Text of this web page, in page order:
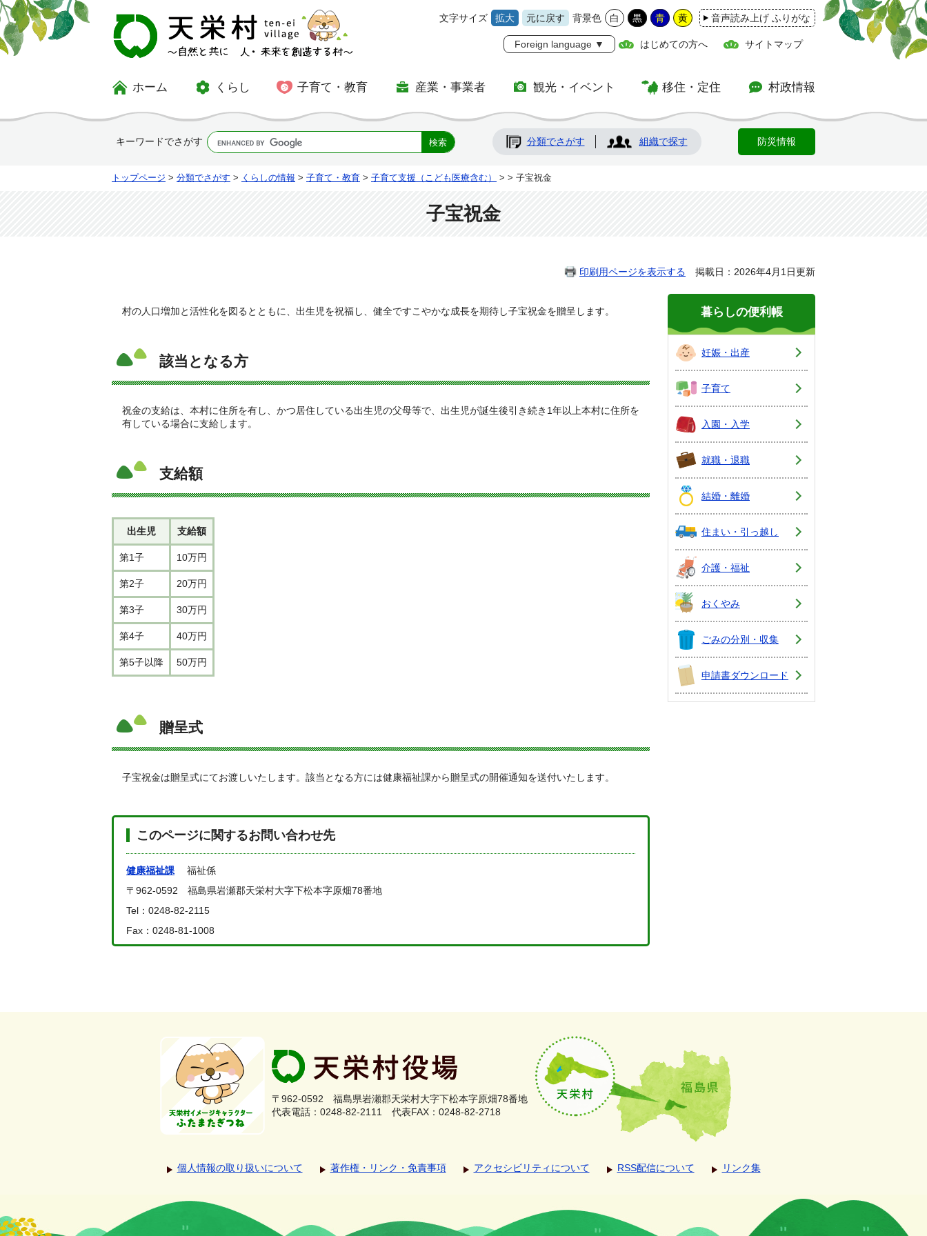
文字サイズ 拡大 元に戻す 背景色 白 黒 青 黄 音声読み上げ ふりがな
Foreign language ▼ はじめての方へ サイトマップ
ホーム くらし 子育て・教育 産業・事業者 観光・イベント 移住・定住 村政情報
キーワードでさがす 分類でさがす 組織で探す 防災情報
トップページ > 分類でさがす > くらしの情報 > 子育て・教育 > 子育て支援（こども医療含む） > > 子宝祝金
子宝祝金
印刷用ページを表示する 掲載日：2026年4月1日更新
村の人口増加と活性化を図るとともに、出生児を祝福し、健全ですこやかな成長を期待し子宝祝金を贈呈します。
該当となる方
祝金の支給は、本村に住所を有し、かつ居住している出生児の父母等で、出生児が誕生後引き続き1年以上本村に住所を
有している場合に支給します。
支給額
出生児 支給額
第1子 10万円
第2子 20万円
第3子 30万円
第4子 40万円
第5子以降 50万円
贈呈式
子宝祝金は贈呈式にてお渡しいたします。該当となる方には健康福祉課から贈呈式の開催通知を送付いたします。
このページに関するお問い合わせ先
健康福祉課 福祉係
〒962-0592 福島県岩瀬郡天栄村大字下松本字原畑78番地
Tel：0248-82-2115
Fax：0248-81-1008
暮らしの便利帳
妊娠・出産
子育て
入園・入学
就職・退職
結婚・離婚
住まい・引っ越し
介護・福祉
おくやみ
ごみの分別・収集
申請書ダウンロード
〒962-0592 福島県岩瀬郡天栄村大字下松本字原畑78番地
代表電話：0248-82-2111 代表FAX：0248-82-2718
個人情報の取り扱いについて 著作権・リンク・免責事項 アクセシビリティについて RSS配信について リンク集